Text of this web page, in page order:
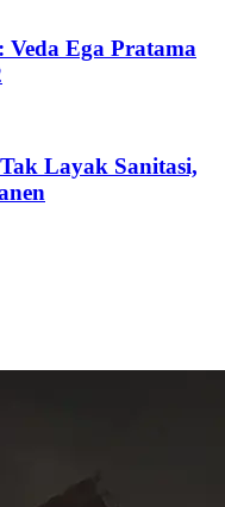
Ega Pratama
Layak Sanitasi,